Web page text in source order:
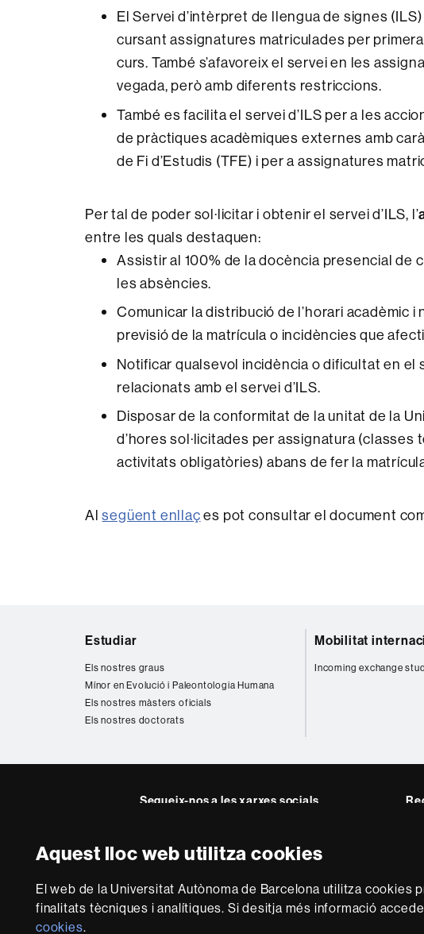
Aquest lloc web utilitza cookies
El web de la Universitat Autònoma de Barcelona utilitza cookies
finalitats tècniques i analítiques. Si desitja més informació
cookies.
El Servei d’intèrpret de llengua de signes
cursant assignatures matriculades per
curs. També s’afavoreix el servei en les
vegada, però amb diferents restriccions.
També es facilita el servei d’ILS per a les
de pràctiques acadèmiques externes amb
de Fi d’Estudis (TFE) i per a assignatures
Per tal de poder sol·licitar i obtenir el servei d’ILS, l’
entre les quals destaquen:
Assistir al 100% de la docència presencial de
les absències.
Comunicar la distribució de l’horari acadèmic
previsió de la matrícula o incidències que
Notificar qualsevol incidència o dificultat en
relacionats amb el servei d’ILS.
Disposar de la conformitat de la unitat de la
d’hores sol·licitades per assignatura
activitats obligatòries) abans de fer la
Alsegüent enllaçes pot consultar el document
Estudiar
Els nostres graus
Mínor en Evolució i Paleontologia Humana
Els nostres màsters oficials
Els nostres doctorats
Mobilitat
Incoming exchange
Segueix-nos a les xarxes socials
Sobre
aquest
web